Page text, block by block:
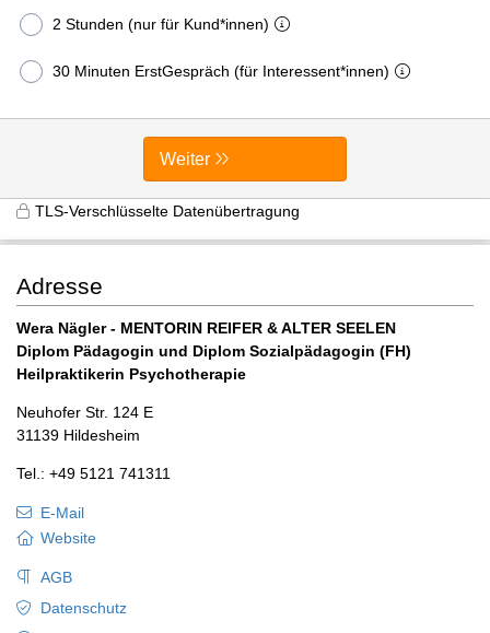
2 Stunden (nur für Kund*innen)
30 Minuten ErstGespräch (für Interessent*innen)
Weiter
TLS-Verschlüsselte Datenübertragung
Adresse
Wera Nägler - MENTORIN REIFER & ALTER SEELEN
Diplom Pädagogin und Diplom Sozialpädagogin (FH)
Heilpraktikerin Psychotherapie
Neuhofer Str. 124 E
31139 Hildesheim
Tel.: +49 5121 741311
E-Mail
Website
AGB
Datenschutz